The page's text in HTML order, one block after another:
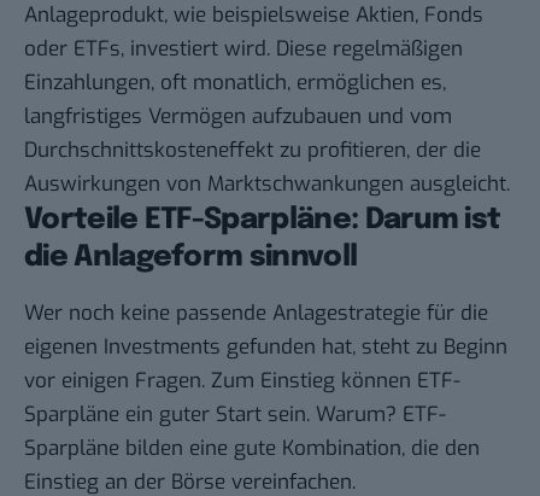
Anlageprodukt, wie beispielsweise Aktien, Fonds
oder ETFs, investiert wird. Diese regelmäßigen
Einzahlungen, oft monatlich, ermöglichen es,
langfristiges Vermögen aufzubauen und vom
Durchschnittskosteneffekt zu profitieren, der die
Auswirkungen von Marktschwankungen ausgleicht.
Vorteile ETF-Sparpläne: Darum ist
die Anlageform sinnvoll
Wer noch keine passende Anlagestrategie für die
eigenen Investments gefunden hat, steht zu Beginn
vor einigen Fragen. Zum Einstieg können ETF-
Sparpläne ein guter Start sein. Warum? ETF-
Sparpläne bilden eine gute Kombination, die den
Einstieg an der Börse vereinfachen.